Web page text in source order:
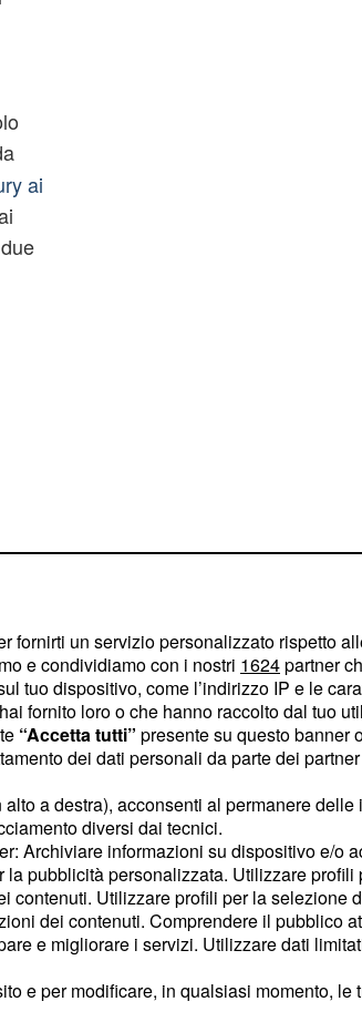
ai
lo
fornirti un servizio personalizzato rispetto
e condividiamo con i nostri 1624partner
tuo dispositivo, come l’indirizzo IP e le
fornito loro o che hanno raccolto dal tuo
“Accetta tutti” presente su questo banner
dei dati personali da parte dei
alto a destra), acconsenti al permanere
diversi dai tecnici.
Archiviare informazioni su dispositivo e/o
pubblicità personalizzata. Utilizzare
Utilizzare profili per la selezione
dei contenuti. Comprendere il pubblico
e migliorare i servizi. Utilizzare dati
e per modificare, in qualsiasi momento, le